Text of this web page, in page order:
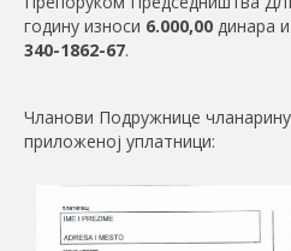
годину износи 6.000,00 динара
340-1862-67.
Чланови Подружнице чланарину
приложеној уплатници: